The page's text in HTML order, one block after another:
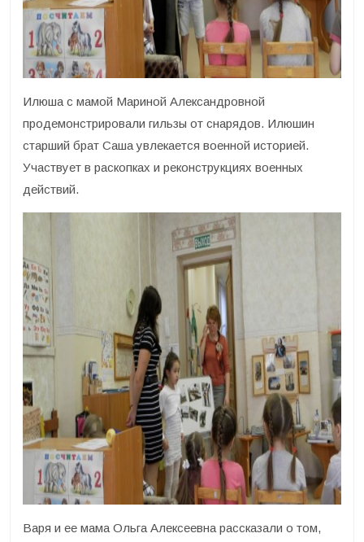
Илюша с мамой Мариной Александровной
продемонстрировали гильзы от снарядов. Илюшин
старший брат Саша увлекается военной историей.
Участвует в раскопках и реконструкциях военных
действий.
Варя и ее мама Ольга Алексеевна рассказали о том,